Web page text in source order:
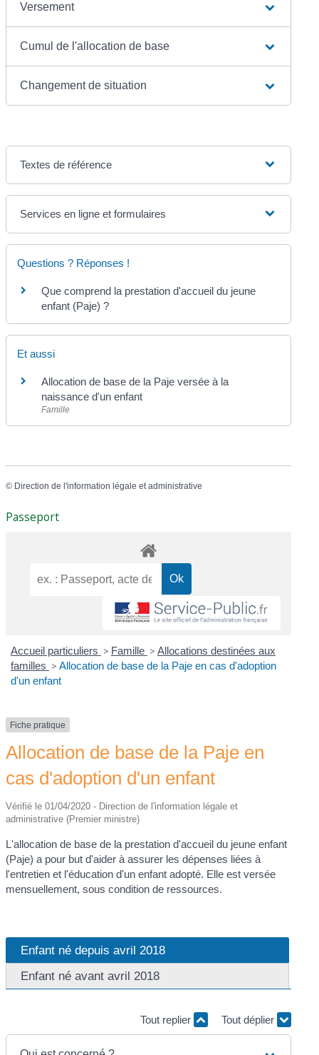
Versement
Cumul de l'allocation de base
Changement de situation
Textes de référence
Services en ligne et formulaires
Questions ? Réponses !
Que comprend la prestation d'accueil du jeune
enfant (Paje) ?
Et aussi
Allocation de base de la Paje versée à la
naissance d'un enfant
Famille
© Direction de l'information légale et administrative
Passeport
Accueil particuliers > Famille > Allocations destinées aux
familles > Allocation de base de la Paje en cas d'adoption
d'un enfant
Fiche pratique
Allocation de base de la Paje en
cas d'adoption d'un enfant
Vérifié le 01/04/2020 - Direction de l'information légale et
administrative (Premier ministre)
L'allocation de base de la prestation d'accueil du jeune enfant
(Paje) a pour but d'aider à assurer les dépenses liées à
l'entretien et l'éducation d'un enfant adopté. Elle est versée
mensuellement, sous condition de ressources.
Enfant né depuis avril 2018
Enfant né avant avril 2018
Tout replier Tout déplier